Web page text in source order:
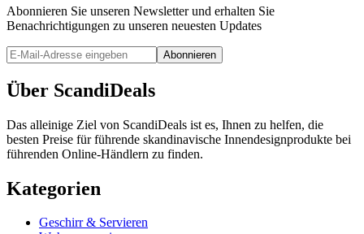
Abonnieren Sie unseren Newsletter und erhalten Sie
Benachrichtigungen zu unseren neuesten Updates
Abonnieren
Über ScandiDeals
Das alleinige Ziel von ScandiDeals ist es, Ihnen zu helfen, die
besten Preise für führende skandinavische Innendesignprodukte bei
führenden Online-Händlern zu finden.
Kategorien
Geschirr & Servieren